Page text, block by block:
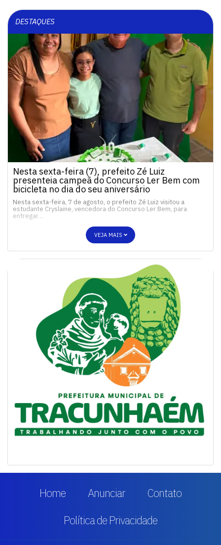
DESTAQUES
Nesta sexta-feira (7), prefeito Zé Luiz
presenteia campeã do Concurso Ler Bem com
bicicleta no dia do seu aniversário
Nesta sexta-feira, 7 de agosto, o prefeito Zé Luiz visitou a
estudante Cryslaine, vencedora do Concurso Ler Bem, para
entregar…
VEJA MAIS
Home Anunciar
Contato
Política de Privacidade